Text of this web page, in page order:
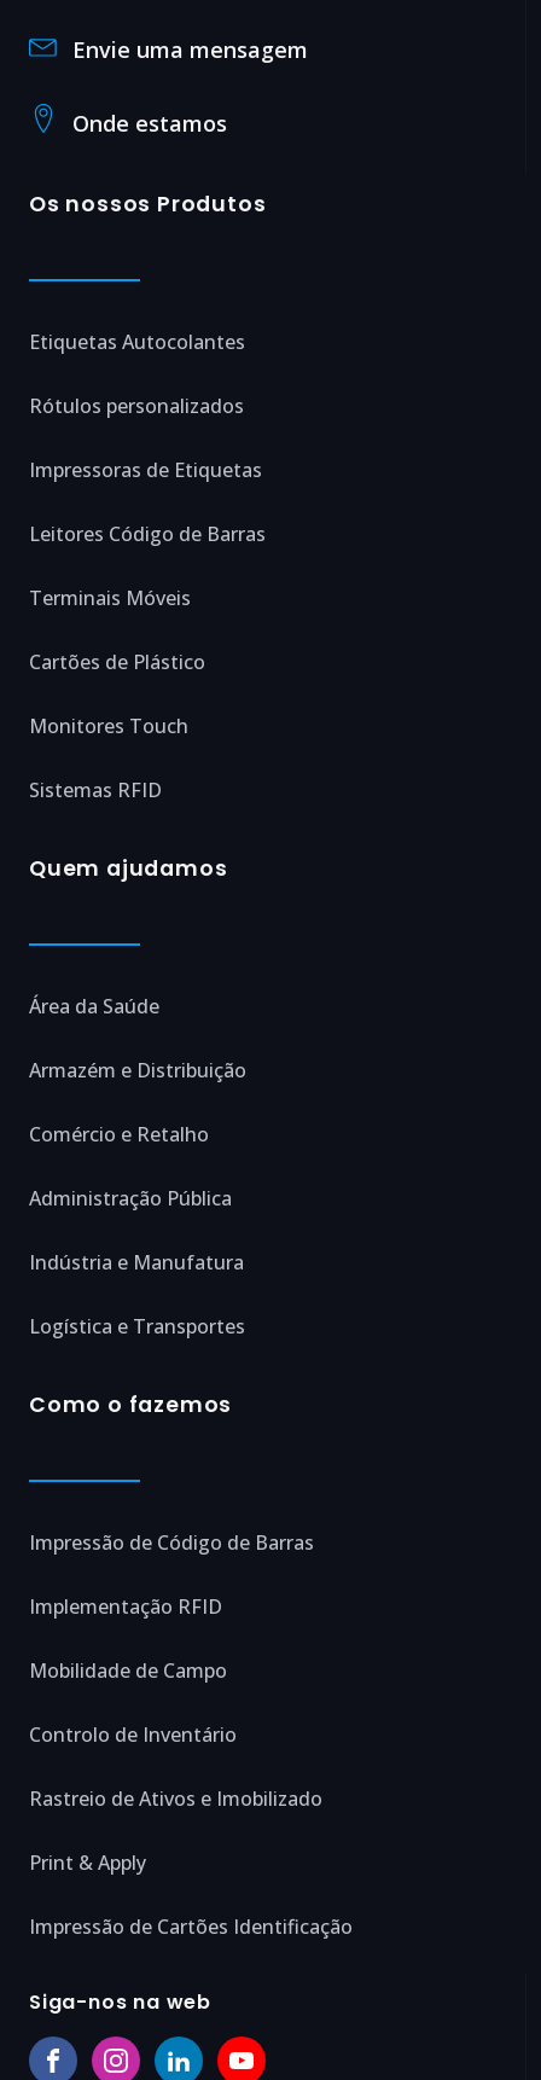
Envie uma mensagem
Onde estamos
Os nossos Produtos
Etiquetas Autocolantes
Rótulos personalizados
Impressoras de Etiquetas
Leitores Código de Barras
Terminais Móveis
Cartões de Plástico
Monitores Touch
Sistemas RFID
Quem ajudamos
Área da Saúde
Armazém e Distribuição
Comércio e Retalho
Administração Pública
Indústria e Manufatura
Logística e Transportes
Como o fazemos
Impressão de Código de Barras
Implementação RFID
Mobilidade de Campo
Controlo de Inventário
Rastreio de Ativos e Imobilizado
Print & Apply
Impressão de Cartões Identificação
Siga-nos na web